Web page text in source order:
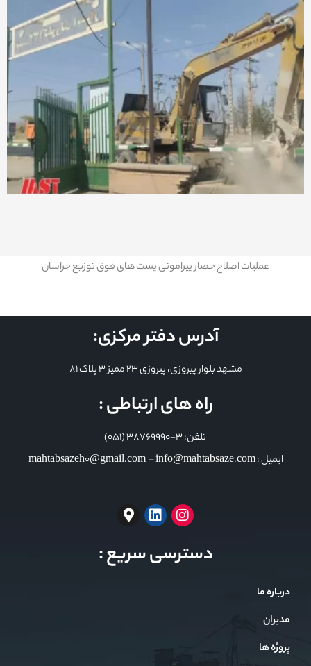
عملیات اصلاح حصار پیرامونی پست های فوق توزیع خراسان
آدرس دفتر مرکزی:
مشهد بلوار پیروزی، پیروزی 23 ممیز 3 پلاک 81
راه های ارتباطی :
تلفن: 3-38769990 (051)
ایمیل : mahtabsazeh0@gmail.com – info@mahtabsaze.com
دسترسی سریع :
درباره ما
مدیران
پروژه ها